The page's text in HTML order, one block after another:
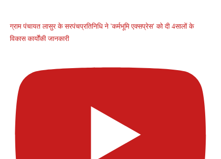
ग्राम पंचायत लासुर के सरपंचप्रतिनिधि ने 'कर्मभूमि एक्सप्रेस' को दी 4सालों के
विकास कार्योंकी जानकारी